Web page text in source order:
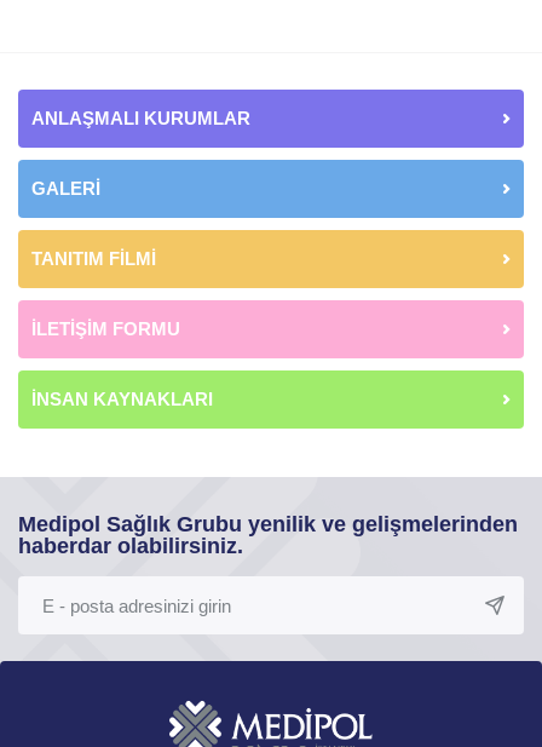
ANLAŞMALI KURUMLAR
GALERİ
TANITIM FİLMİ
İLETİŞİM FORMU
İNSAN KAYNAKLARI
Medipol Sağlık Grubu yenilik ve gelişmelerinden
haberdar olabilirsiniz.